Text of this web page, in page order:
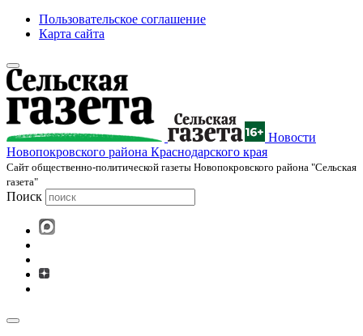
Пользовательское соглашение
Карта сайта
Новости
Новопокровского района Краснодарского края
Cайт общественно-политической газеты Новопокровского района "Сельская
газета"
Поиск